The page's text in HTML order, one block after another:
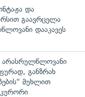
და
გაავრცელა
დააკავეს
არასრულწლოვანი
განზრახ
მუხლით